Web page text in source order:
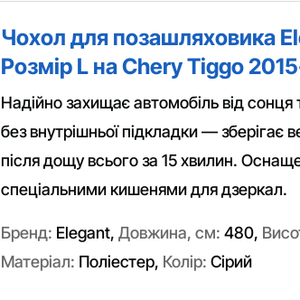
Чохол для позашляховика
Розмір L на Chery Tiggo
Надійно захищає автомобіль від
без внутрішньої підкладки — зберігає
після дощу всього за 15 хвилин.
спеціальними кишенями для дзеркал.
Бренд: Elegant, Довжина, см: 480,
Матеріал: Поліестер, Колір: Сірий